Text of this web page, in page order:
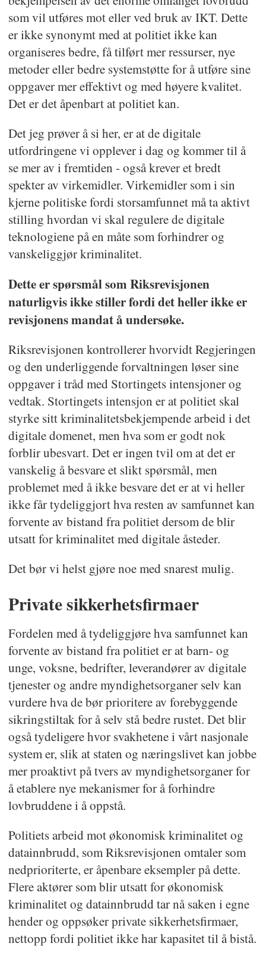
som vil utføres mot eller ved bruk av IKT. Dette
er ikke synonymt med at politiet ikke kan
organiseres bedre, få tilført mer ressurser, nye
metoder eller bedre systemstøtte for å utføre sine
oppgaver mer effektivt og med høyere kvalitet.
Det er det åpenbart at politiet kan.
Det jeg prøver å si her, er at de digitale
utfordringene vi opplever i dag og kommer til å
se mer av i fremtiden - også krever et bredt
spekter av virkemidler. Virkemidler som i sin
kjerne politiske fordi storsamfunnet må ta aktivt
stilling hvordan vi skal regulere de digitale
teknologiene på en måte som forhindrer og
vanskeliggjør kriminalitet.
Dette er spørsmål som Riksrevisjonen
naturligvis ikke stiller fordi det heller ikke er
revisjonens mandat å undersøke.
Riksrevisjonen kontrollerer hvorvidt Regjeringen
og den underliggende forvaltningen løser sine
oppgaver i tråd med Stortingets intensjoner og
vedtak. Stortingets intensjon er at politiet skal
styrke sitt kriminalitetsbekjempende arbeid i det
digitale domenet, men hva som er godt nok
forblir ubesvart. Det er ingen tvil om at det er
vanskelig å besvare et slikt spørsmål, men
problemet med å ikke besvare det er at vi heller
ikke får tydeliggjort hva resten av samfunnet kan
forvente av bistand fra politiet dersom de blir
utsatt for kriminalitet med digitale åsteder.
Det bør vi helst gjøre noe med snarest mulig.
Private sikkerhetsfirmaer
Fordelen med å tydeliggjøre hva samfunnet kan
forvente av bistand fra politiet er at barn- og
unge, voksne, bedrifter, leverandører av digitale
tjenester og andre myndighetsorganer selv kan
vurdere hva de bør prioritere av forebyggende
sikringstiltak for å selv stå bedre rustet. Det blir
også tydeligere hvor svakhetene i vårt nasjonale
system er, slik at staten og næringslivet kan jobbe
mer proaktivt på tvers av myndighetsorganer for
å etablere nye mekanismer for å forhindre
lovbruddene i å oppstå.
Politiets arbeid mot økonomisk kriminalitet og
datainnbrudd, som Riksrevisjonen omtaler som
nedprioriterte, er åpenbare eksempler på dette.
Flere aktører som blir utsatt for økonomisk
kriminalitet og datainnbrudd tar nå saken i egne
hender og oppsøker private sikkerhetsfirmaer,
nettopp fordi politiet ikke har kapasitet til å bistå.